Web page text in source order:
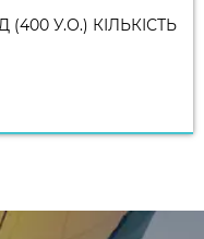
(400 У.О.) КІЛЬКІСТЬ